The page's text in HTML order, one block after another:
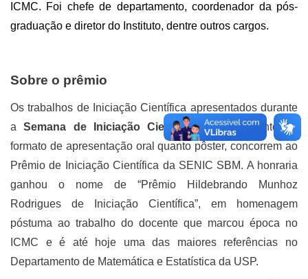
ICMC. Foi chefe de departamento, coordenador da pós-
graduação e diretor do Instituto, dentre outros cargos.
Sobre o prêmio
Os trabalhos de Iniciação Científica apresentados durante
aSemana de Iniciação Científica (SENIC), tanto no
formato de apresentação oral quanto pôster, concorrem ao
Prêmio de Iniciação Científica da SENIC SBM. A honraria
ganhou o nome de “Prêmio Hildebrando Munhoz
Rodrigues de Iniciação Científica”, em homenagem
póstuma ao trabalho do docente que marcou época no
ICMC e é até hoje uma das maiores referências no
Departamento de Matemática e Estatística da USP.